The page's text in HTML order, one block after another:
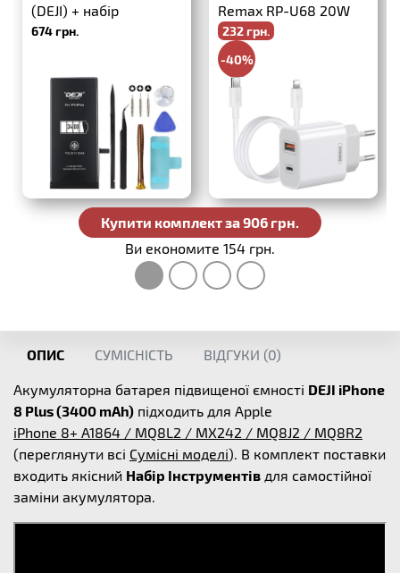
(DEJI) + набір
інструментів
674 грн.
Remax RP-U68 20W
PD+QC3.0 + USB-C-
Lightning
232 грн.
-40%
386 грн.
Купити комплект за 906 грн.
Ви економите 154 грн.
ОПИС СУМІСНІСТЬ ВІДГУКИ (0)
Акумуляторна батарея підвищеної ємності DEJI iPhone
8 Plus (3400 mAh) підходить для Apple
iPhone 8+ A1864 / MQ8L2 / MX242 / MQ8J2 / MQ8R2
(переглянути всі Сумісні моделі). В комплект поставки
входить якісний Набір Інструментів для самостійної
заміни акумулятора.